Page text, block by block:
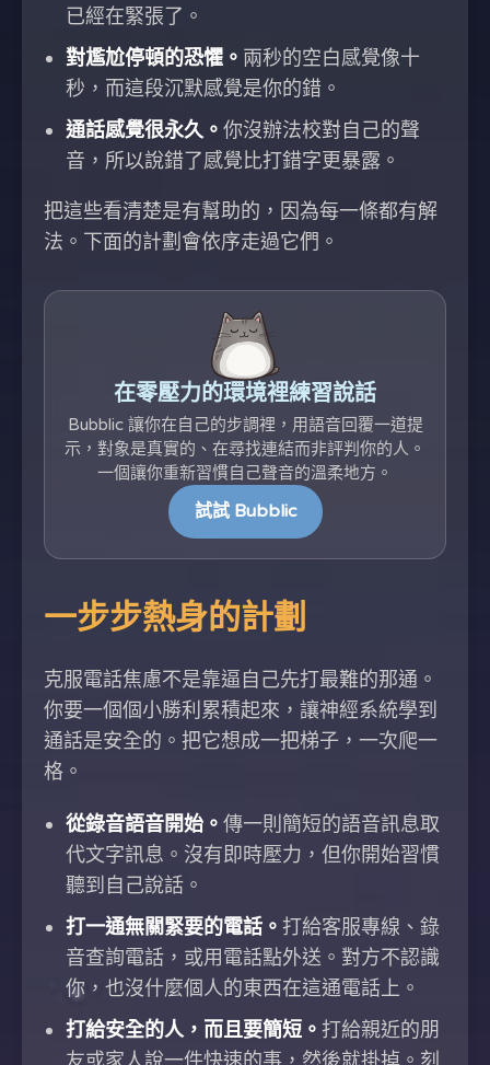
已經在緊張了。
對尷尬停頓的恐懼。 兩秒的空白感覺像十
秒，而這段沉默感覺是你的錯。
通話感覺很永久。 你沒辦法校對自己的聲
音，所以說錯了感覺比打錯字更暴露。
把這些看清楚是有幫助的，因為每一條都有解
法。下面的計劃會依序走過它們。
在零壓力的環境裡練習說話
Bubblic 讓你在自己的步調裡，用語音回覆一道提
示，對象是真實的、在尋找連結而非評判你的人。
一個讓你重新習慣自己聲音的溫柔地方。
試試 Bubblic
一步步熱身的計劃
克服電話焦慮不是靠逼自己先打最難的那通。
你要一個個小勝利累積起來，讓神經系統學到
通話是安全的。把它想成一把梯子，一次爬一
格。
從錄音語音開始。 傳一則簡短的語音訊息取
代文字訊息。沒有即時壓力，但你開始習慣
聽到自己說話。
打一通無關緊要的電話。 打給客服專線、錄
音查詢電話，或用電話點外送。對方不認識
你，也沒什麼個人的東西在這通電話上。
打給安全的人，而且要簡短。 打給親近的朋